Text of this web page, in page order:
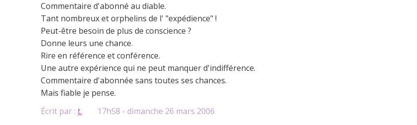
Commentaire d'abonné au diable.
Tant nombreux et orphelins de l' "expédience" !
Peut-être besoin de plus de conscience ?
Donne leurs une chance.
Rire en référence et conférence.
Une autre expérience qui ne peut manquer d'indifférence.
Commentaire d'abonnée sans toutes ses chances.
Mais fiable je pense.
Écrit par : t. 17h58 - dimanche 26 mars 2006